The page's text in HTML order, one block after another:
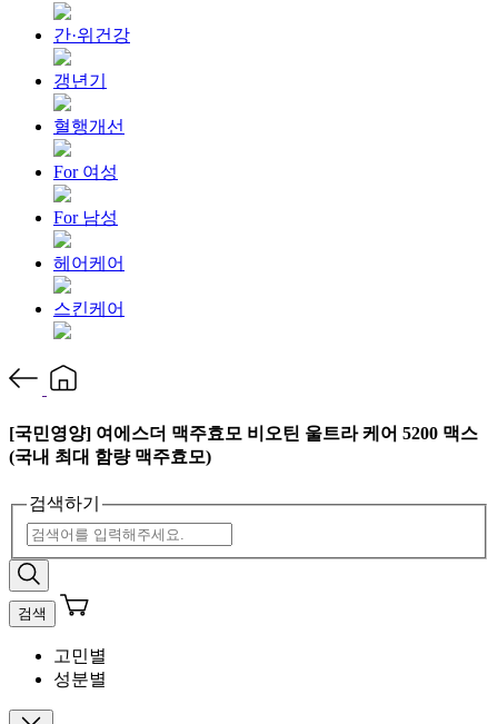
간·위건강
갱년기
혈행개선
For 여성
For 남성
헤어케어
스킨케어
[국민영양] 여에스더 맥주효모 비오틴 울트라 케어 5200 맥스
(국내 최대 함량 맥주효모)
검색하기
검색
고민별
성분별